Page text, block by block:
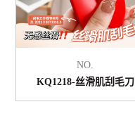
NO.
KQ1218-丝滑肌刮毛刀